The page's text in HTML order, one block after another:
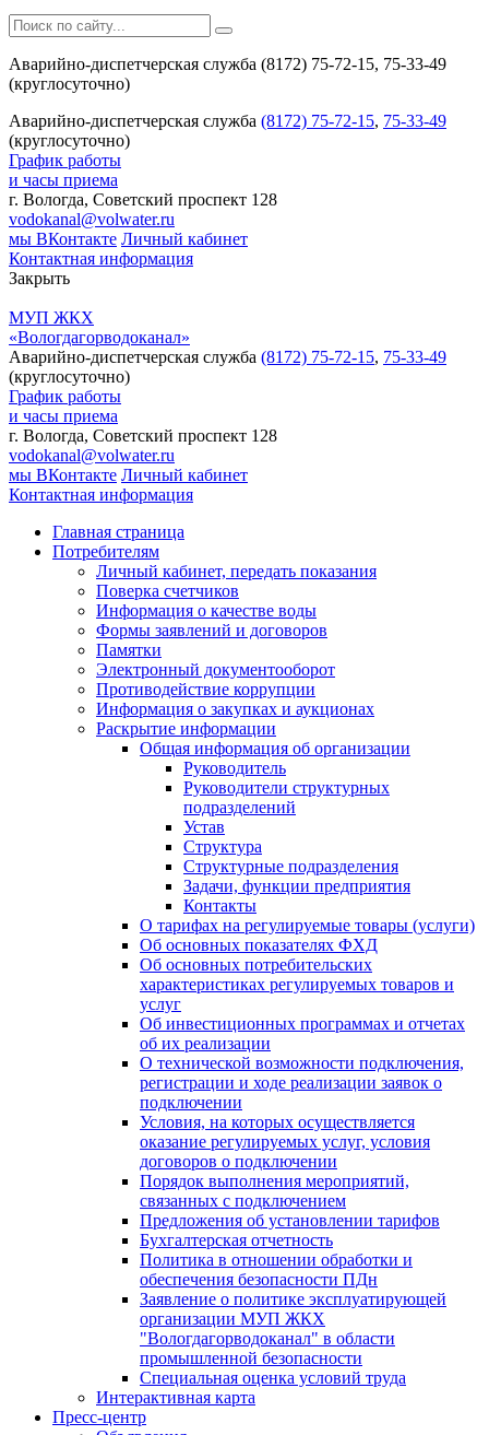
Аварийно-диспетчерская служба (8172) 75-72-15, 75-33-49
(круглосуточно)
Аварийно-диспетчерская служба (8172) 75-72-15, 75-33-49
(круглосуточно)
График работы
и часы приема
г. Вологда, Советский проспект 128
vodokanal@volwater.ru
мы ВКонтакте Личный кабинет
Контактная информация
Закрыть
МУП ЖКХ
«Вологдагорводоканал»
Аварийно-диспетчерская служба (8172) 75-72-15, 75-33-49
(круглосуточно)
График работы
и часы приема
г. Вологда, Советский проспект 128
vodokanal@volwater.ru
мы ВКонтакте Личный кабинет
Контактная информация
Главная страница
Потребителям
Личный кабинет, передать показания
Поверка счетчиков
Информация о качестве воды
Формы заявлений и договоров
Памятки
Электронный документооборот
Противодействие коррупции
Информация о закупках и аукционах
Раскрытие информации
Общая информация об организации
Руководитель
Руководители структурных
подразделений
Устав
Структура
Структурные подразделения
Задачи, функции предприятия
Контакты
О тарифах на регулируемые товары (услуги)
Об основных показателях ФХД
Об основных потребительских
характеристиках регулируемых товаров и
услуг
Об инвестиционных программах и отчетах
об их реализации
О технической возможности подключения,
регистрации и ходе реализации заявок о
подключении
Условия, на которых осуществляется
оказание регулируемых услуг, условия
договоров о подключении
Порядок выполнения мероприятий,
связанных с подключением
Предложения об установлении тарифов
Бухгалтерская отчетность
Политика в отношении обработки и
обеспечения безопасности ПДн
Заявление о политике эксплуатирующей
организации МУП ЖКХ
"Вологдагорводоканал" в области
промышленной безопасности
Специальная оценка условий труда
Интерактивная карта
Пресс-центр